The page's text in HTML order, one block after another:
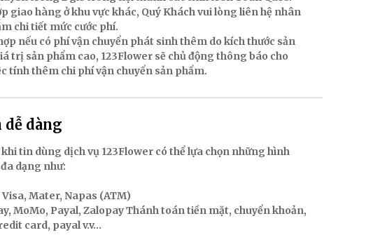
giao hàng ở khu vực khác, Quý Khách vui lòng liên hệ nhân
chi tiết mức cước phí.
nếu có phí vận chuyển phát sinh thêm do kích thước sản
trị sản phẩm cao, 123Flower sẽ chủ động thông báo cho
tính thêm chi phí vận chuyển sản phẩm.
dàng
tin dùng dịch vụ 123Flower có thể lựa chọn những hình
dạng như:
Mater, Napas (ATM)
MoMo, Payal, Zalopay Thánh toán tiền mặt, chuyển khoản,
card, payal v.v...